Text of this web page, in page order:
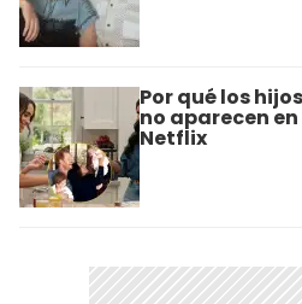
Por qué los
no aparecen
Netflix